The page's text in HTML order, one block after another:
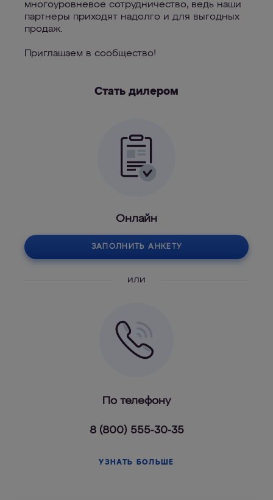
многоуровневое сотрудничество, ведь наши
партнеры приходят надолго и для выгодных
продаж.
Приглашаем в сообщество!
Стать дилером
Онлайн
ЗАПОЛНИТЬ АНКЕТУ
или
По телефону
8 (800) 555-30-35
УЗНАТЬ БОЛЬШЕ